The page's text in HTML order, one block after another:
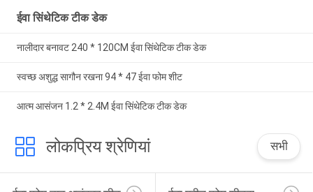
ईवा सिंथेटिक टीक डेक
नालीदार बनावट 240 * 120CM ईवा सिंथेटिक टीक डेक
स्वच्छ अशुद्ध सागौन रखना 94 * 47 ईवा फोम शीट
आत्म आसंजन 1.2 * 2.4M ईवा सिंथेटिक टीक डेक
लोकप्रिय श्रेणियां सभी